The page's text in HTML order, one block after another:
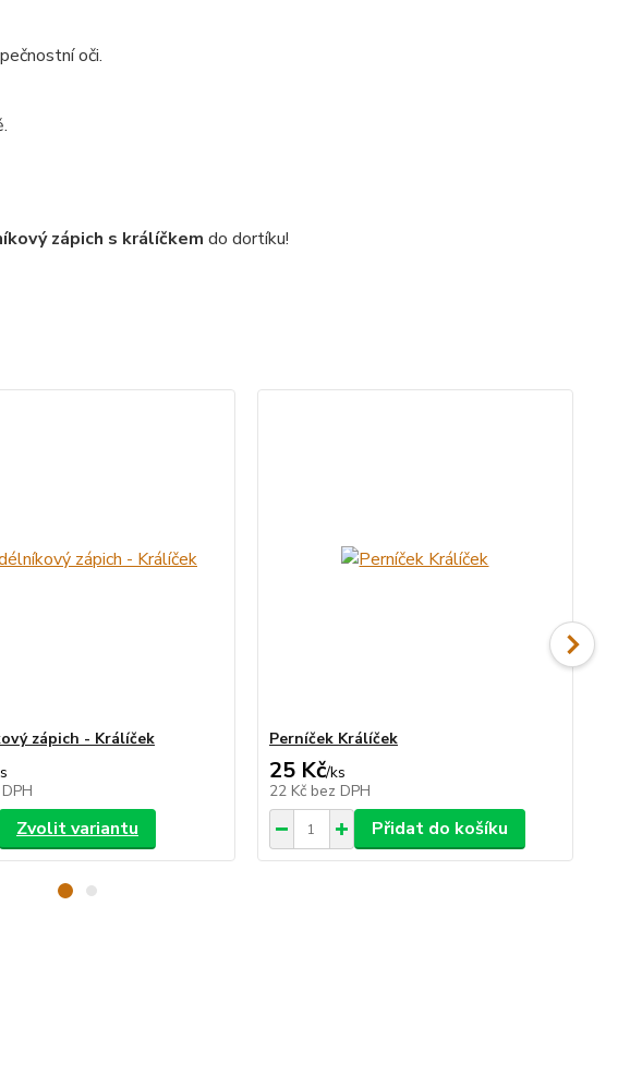
oči.
zápich s králíčkem do dortíku!
zápich - Králíček
Zvolit variantu
Perníček Králíček
25 Kč/ks
22 Kč bez DPH
Přidat do košíku